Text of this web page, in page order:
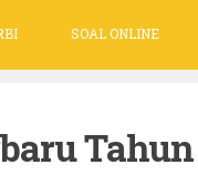
SOAL ONLINE
Tahun